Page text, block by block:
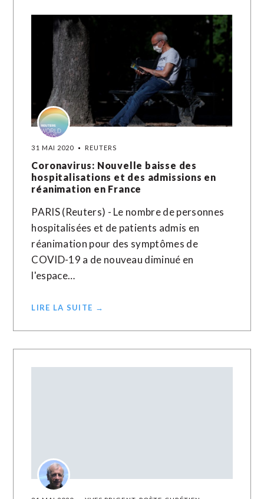
31 MAI 2020 REUTERS
Coronavirus: Nouvelle baisse des
hospitalisations et des admissions en
réanimation en France
PARIS (Reuters) - Le nombre de personnes
hospitalisées et de patients admis en
réanimation pour des symptômes de
COVID-19 a de nouveau diminué en
l'espace…
LIRE LA SUITE →